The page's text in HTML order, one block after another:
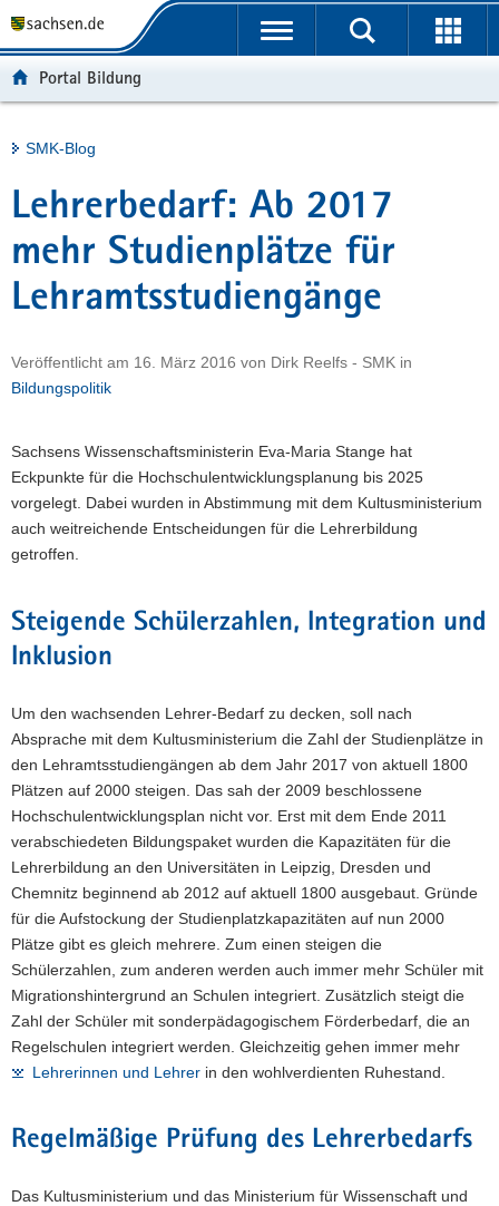
t
e
r
g
f
e
d
e
N
a
v
a
t
u
h
a
l
e
v
e
Portalübergreifende
Portal Bildung
Hauptinhalt
SMK-Blog
Lehrerbedarf: Ab 2017
mehr Studienplätze für
Lehramtsstudiengänge
Veröffentlicht am 16. März 2016 von Dirk Reelfs - SMK in
Bildungspolitik
Sachsens Wissenschaftsministerin Eva-Maria Stange hat
Eckpunkte für die Hochschulentwicklungsplanung bis 2025
vorgelegt. Dabei wurden in Abstimmung mit dem Kultusministerium
auch weitreichende Entscheidungen für die Lehrerbildung
getroffen.
Steigende Schülerzahlen, Integration und
Inklusion
Um den wachsenden Lehrer-Bedarf zu decken, soll nach
Absprache mit dem Kultusministerium die Zahl der Studienplätze in
den Lehramtsstudiengängen ab dem Jahr 2017 von aktuell 1800
Plätzen auf 2000 steigen. Das sah der 2009 beschlossene
Hochschulentwicklungsplan nicht vor. Erst mit dem Ende 2011
verabschiedeten Bildungspaket wurden die Kapazitäten für die
Lehrerbildung an den Universitäten in Leipzig, Dresden und
Chemnitz beginnend ab 2012 auf aktuell 1800 ausgebaut. Gründe
für die Aufstockung der Studienplatzkapazitäten auf nun 2000
Plätze gibt es gleich mehrere. Zum einen steigen die
Schülerzahlen, zum anderen werden auch immer mehr Schüler mit
Migrationshintergrund an Schulen integriert. Zusätzlich steigt die
Zahl der Schüler mit sonderpädagogischem Förderbedarf, die an
Regelschulen integriert werden. Gleichzeitig gehen immer mehr
Lehrerinnen und Lehrer in den wohlverdienten Ruhestand.
Regelmäßige Prüfung des Lehrerbedarfs
Das Kultusministerium und das Ministerium für Wissenschaft und